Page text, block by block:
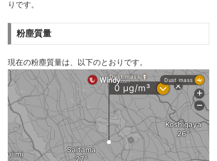
りです。
粉塵質量
現在の粉塵質量は、以下のとおりです。